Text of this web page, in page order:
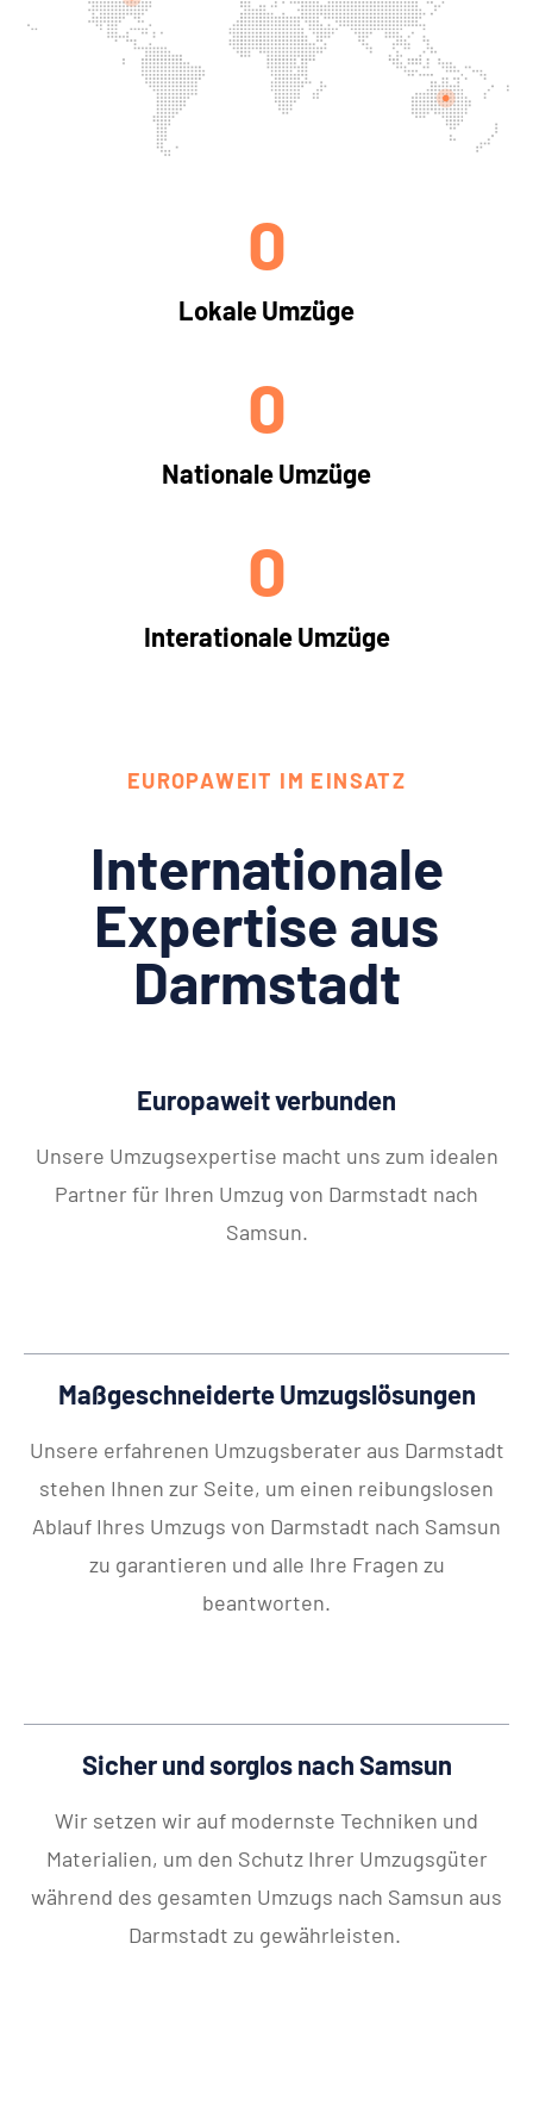
Lokale Umzüge
0
Nationale Umzüge
0
Interationale Umzüge
0
EUROPAWEIT IM EINSATZ
Internationale
Expertise aus
Darmstadt
Europaweit verbunden
Unsere Umzugsexpertise macht uns zum idealen
Partner für Ihren Umzug von Darmstadt nach
Samsun.
Maßgeschneiderte Umzugslösungen
Unsere erfahrenen Umzugsberater aus Darmstadt
stehen Ihnen zur Seite, um einen reibungslosen
Ablauf Ihres Umzugs von Darmstadt nach Samsun
zu garantieren und alle Ihre Fragen zu
beantworten.
Sicher und sorglos nach Samsun
Wir setzen wir auf modernste Techniken und
Materialien, um den Schutz Ihrer Umzugsgüter
während des gesamten Umzugs nach Samsun aus
Darmstadt zu gewährleisten.